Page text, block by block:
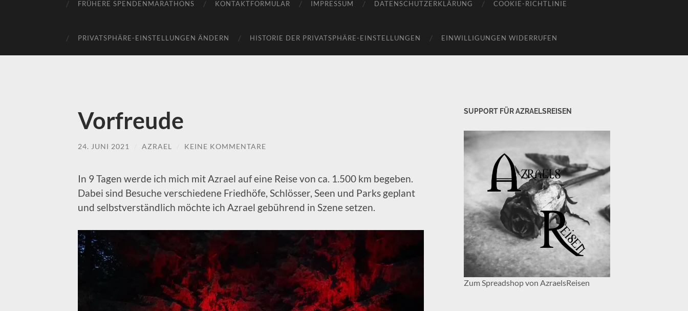
FRÜHERE SPENDENMARATHONS KONTAKTFORMULAR IMPRESSUM DATENSCHUTZERKLÄRUNG COOKIE-RICHTLINIE
PRIVATSPHÄRE-EINSTELLUNGEN ÄNDERN HISTORIE DER PRIVATSPHÄRE-EINSTELLUNGEN EINWILLIGUNGEN WIDERRUFEN
Vorfreude
24. JUNI 2021 AZRAEL KEINE KOMMENTARE
In 9 Tagen werde ich mich mit Azrael auf eine Reise von ca. 1.500 km begeben.
Dabei sind Besuche verschiedene Friedhöfe, Schlösser, Seen und Parks geplant
und selbstverständlich möchte ich Azrael gebührend in Szene setzen.
SUPPORT FÜR AZRAELSREISEN
Zum Spreadshop von AzraelsReisen